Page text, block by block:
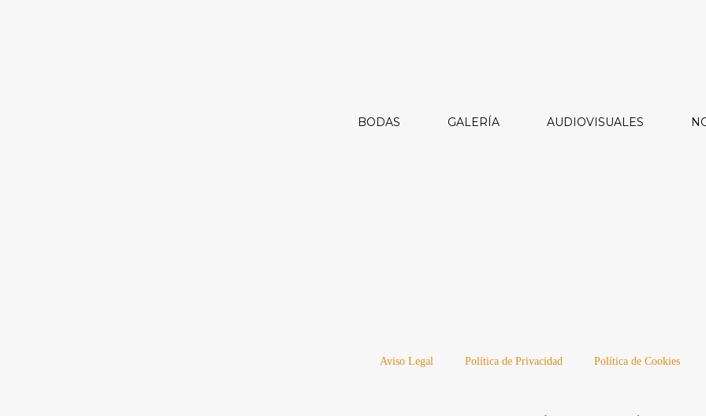
BODAS GALERÍA AUDIOVISUALES
Aviso Legal Política de Privacidad Política de Cookies